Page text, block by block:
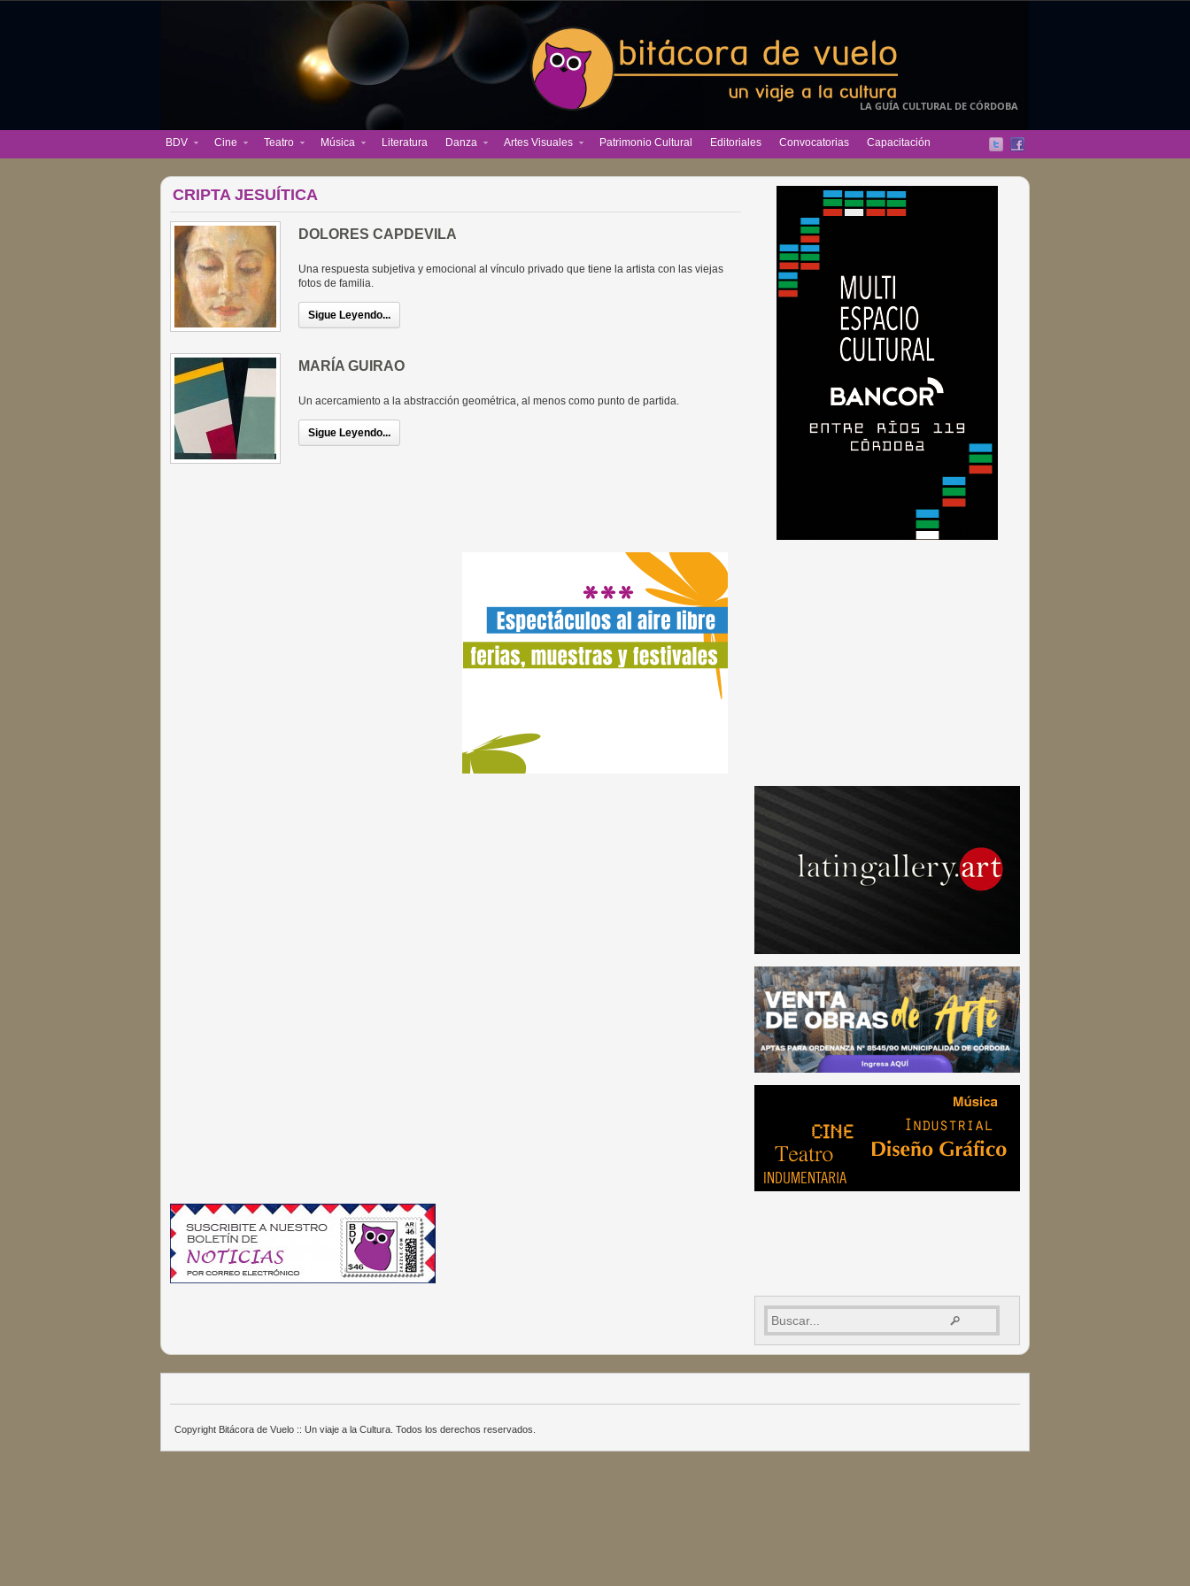
LA GUÍA CULTURAL DE CÓRDOBA
BDV Cine Teatro Música Literatura Danza Artes Visuales Patrimonio Cultural Editoriales Convocatorias Capacitación
CRIPTA JESUÍTICA
DOLORES CAPDEVILA
Una respuesta subjetiva y emocional al vínculo privado que tiene la artista con las viejas
fotos de familia.
Sigue Leyendo...
MARÍA GUIRAO
Un acercamiento a la abstracción geométrica, al menos como punto de partida.
Sigue Leyendo...
Copyright Bitácora de Vuelo :: Un viaje a la Cultura. Todos los derechos reservados.